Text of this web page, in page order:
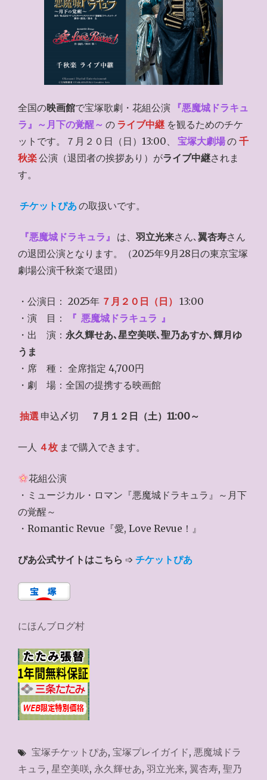
全国の映画館で宝塚歌劇・花組公演 『悪魔城ドラキュ
ラ』～月下の覚醒～ の ライブ中継 を観るためのチケ
ットです。７月２０日（日）13:00、
宝塚大劇場の 千
秋楽公演（退団者の挨拶あり）がライブ中継されま
す。
チケットぴあの取扱いです。
『悪魔城ドラキュラ』 は、羽立光来さん､翼杏寿さん
の退団公演となります。（2025年9月28日の東京宝塚
劇場公演千秋楽で退団）
・公演日： 2025年 ７月２０日（日）
13:00
・演 目：
『 悪魔城ドラキュラ 』
・出 演： 永久輝せあ､星空美咲､聖乃あすか､輝月ゆ
うま
・席 種： 全席指定 4,700円
・劇 場：全国の提携する映画館
抽選 申込〆切 ７月１２日（土）11:00～
一人 ４枚 まで購入できます。
花組公演
・ミュージカル・ロマン『悪魔城ドラキュラ』～月下
の覚醒～
・Romantic Revue『愛, Love Revue！』
ぴあ公式サイトはこちら ➩ チケットぴあ
にほんブログ村
宝塚チケットぴあ, 宝塚プレイガイド, 悪魔城ドラ
キュラ, 星空美咲, 永久輝せあ, 羽立光来, 翼杏寿, 聖乃